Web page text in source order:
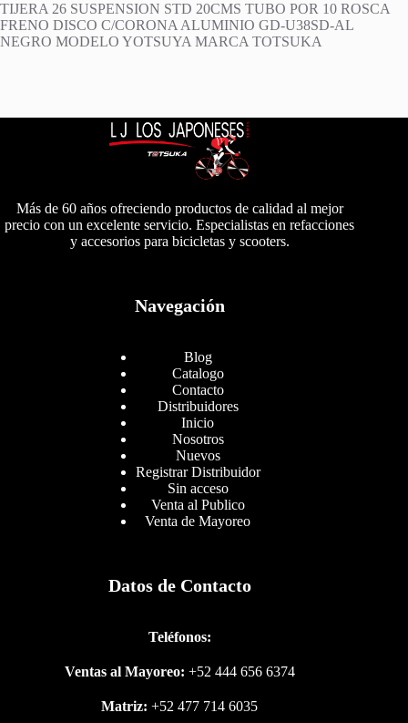
TIJERA 26 SUSPENSION STD 20CMS TUBO POR 10 ROSCA
FRENO DISCO C/CORONA ALUMINIO GD-U38SD-AL
NEGRO MODELO YOTSUYA MARCA TOTSUKA
Más de 60 años ofreciendo productos de calidad al mejor
precio con un excelente servicio. Especialistas en refacciones
y accesorios para bicicletas y scooters.
Navegación
Blog
Catalogo
Contacto
Distribuidores
Inicio
Nosotros
Nuevos
Registrar Distribuidor
Sin acceso
Venta al Publico
Venta de Mayoreo
Datos de Contacto
Teléfonos:
Ventas al Mayoreo: +52 444 656 6374
Matriz: +52 477 714 6035